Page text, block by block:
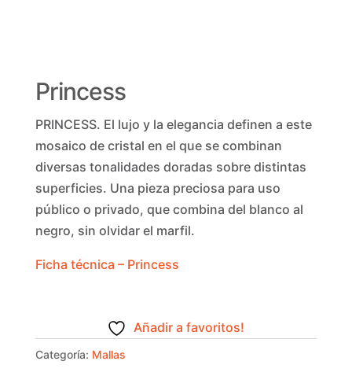
Princess
PRINCESS. El lujo y la elegancia definen a este
mosaico de cristal en el que se combinan
diversas tonalidades doradas sobre distintas
superficies. Una pieza preciosa para uso
público o privado, que combina del blanco al
negro, sin olvidar el marfil.
Ficha técnica – Princess
Añadir a favoritos!
Categoría: Mallas